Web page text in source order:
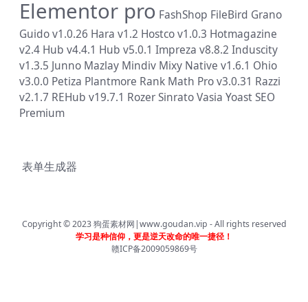
Elementor pro FashShop FileBird Grano
Guido v1.0.26 Hara v1.2 Hostco v1.0.3 Hotmagazine
v2.4 Hub v4.4.1 Hub v5.0.1 Impreza v8.8.2 Induscity
v1.3.5 Junno Mazlay Mindiv Mixy Native v1.6.1 Ohio
v3.0.0 Petiza Plantmore Rank Math Pro v3.0.31 Razzi
v2.1.7 REHub v19.7.1 RozerSinratoVasia Yoast SEO
Premium
表单生成器
Copyright © 2023狗蛋素材网|www.goudan.vip - All rights reserved
学习是种信仰，更是逆天改命的唯一捷径！
赣ICP备2009059869号